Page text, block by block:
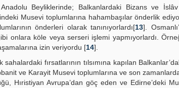
Beyliklerinde; Balkanlardaki Bizans ve
Musevi toplumlarına hahambaşılar önderlik
önderleri olarak tanınıyorlardı[13].
onlara köle veya serseri işlemi yapmıyorlardı.
izin veriyordu [14].
fırsatlarının tılsımına kapılan
ve Karayit Musevi toplumlarına ve son zamanlarda
Hıristiyan Avrupa’dan göç eden ve Edirne’deki